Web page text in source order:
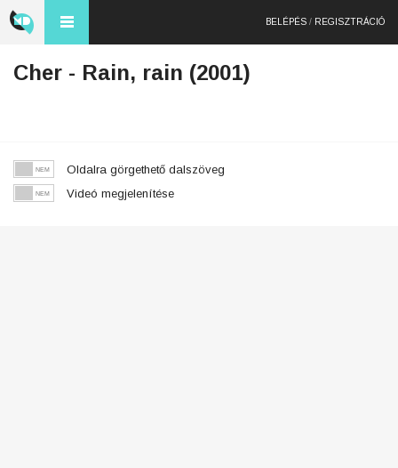
BELÉPÉS / REGISZTRÁCIÓ
Cher - Rain, rain (2001)
Oldalra görgethető dalszöveg
Videó megjelenítése